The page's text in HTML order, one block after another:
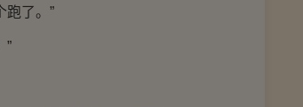
了。”
”